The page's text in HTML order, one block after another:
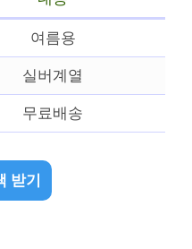
여름용
실버계열
무료배송
받기